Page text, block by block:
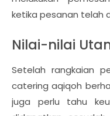
ketika pesanan telah
Nilai-nilai
Setelah rangkaian
catering aqiqoh
juga perlu tahu